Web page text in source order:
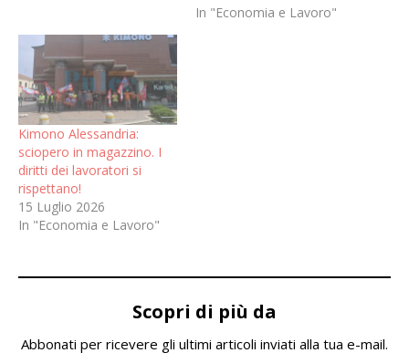
In "Economia e Lavoro"
Kimono Alessandria:
sciopero in magazzino. I
diritti dei lavoratori si
rispettano!
15 Luglio 2026
In "Economia e Lavoro"
Scopri di più da
Abbonati per ricevere gli ultimi articoli inviati alla tua e-mail.